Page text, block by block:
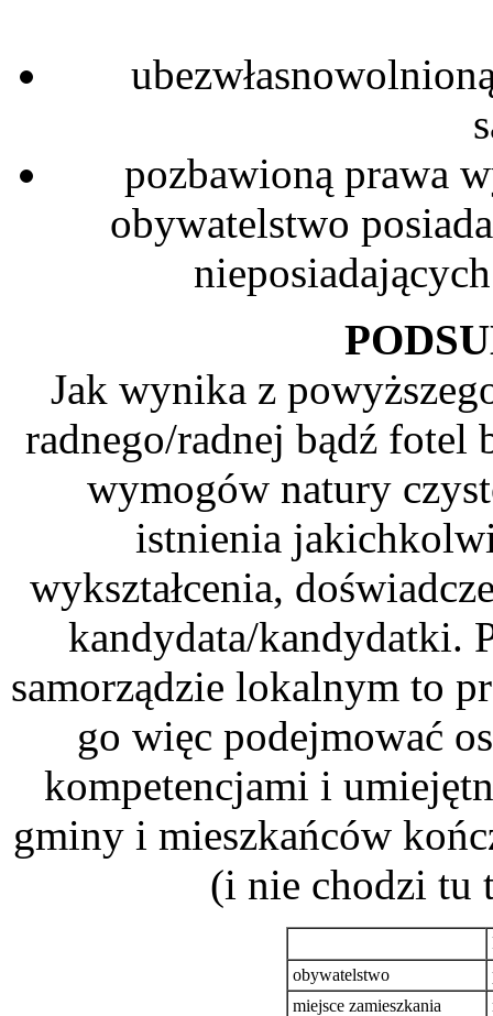
pozbawioną prawa
obywatelstwo
Jak wynika z
radnego/radnej bądź fotel
wymogów natury
istnienia
wykształcenia,
kandydata/kandydatki.
samorządzie lokalnym to
go więc podejmować
kompetencjami i
gminy i mieszkańców
(i nie chodzi
obywatelstwo
miejsce zamieszkania